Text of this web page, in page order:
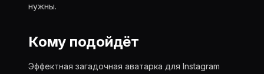
нужны.
Кому подойдёт
Эффектная загадочная аватарка для Instagram